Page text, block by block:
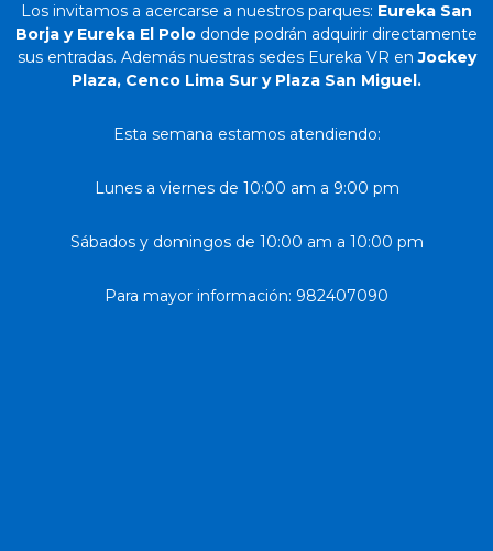
Los invitamos a acercarse a nuestros parques: Eureka San
Borja y Eureka El Polo donde podrán adquirir directamente
sus entradas. Además nuestras sedes Eureka VR enJockey
Plaza, Cenco Lima Sur y Plaza San Miguel.
Esta semana estamos atendiendo:
Lunes a viernes de 10:00 am a 9:00 pm
Sábados y domingos de 10:00 am a 10:00 pm
Para mayor información: 982407090